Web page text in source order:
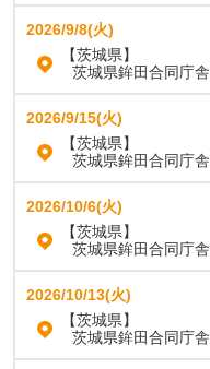
2026/9/8(火)
【茨城県】
茨城県鉾田合同庁舎
2026/9/15(火)
【茨城県】
茨城県鉾田合同庁舎
2026/10/6(火)
【茨城県】
茨城県鉾田合同庁舎
2026/10/13(火)
【茨城県】
茨城県鉾田合同庁舎